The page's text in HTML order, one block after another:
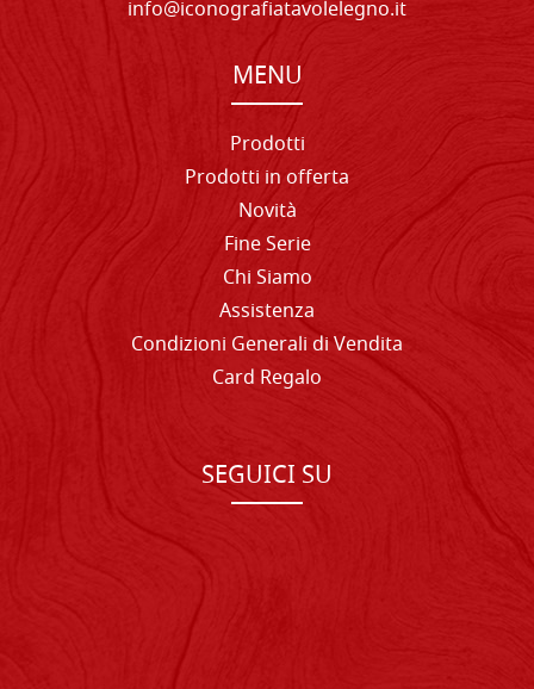
info@iconografiatavolelegno.it
MENU
Prodotti
Prodotti in offerta
Novità
Fine Serie
Chi Siamo
Assistenza
Condizioni Generali di Vendita
Card Regalo
SEGUICI SU